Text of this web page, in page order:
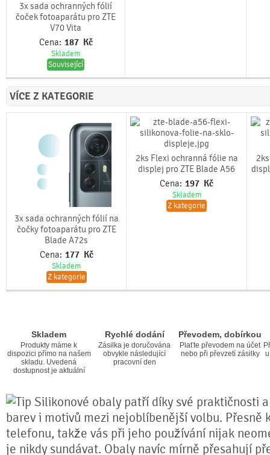
3x sada ochranných fólií
čoček fotoaparátu pro ZTE
V70 Vita
Cena: 187 Kč
Skladem
Související
VÍCE Z KATEGORIE
3x sada ochranných fólií na
čočky fotoaparátu pro ZTE
Blade A72s
Cena: 177 Kč
Skladem
Z kategorie
2ks Flexi ochranná fólie na
displej pro ZTE Blade A56
Cena: 197 Kč
Skladem
Z kategorie
Skladem
Produkty máme k
dispozici přímo na našem
skladu. Uvedená
dostupnost je aktuální
Rychlé dodání
Zásilka je doručována
obvykle následující
pracovní den
Převodem, dobírkou
Plaťte převodem na účet
nebo při převzetí zásilky
Silikonové obaly patří díky své praktičnosti
barev i motivů mezi nejoblíbenější volbu. Přesně
telefonu, takže vás při jeho používání nijak
je nikdy sundávat. Obaly navíc mírně přesahují